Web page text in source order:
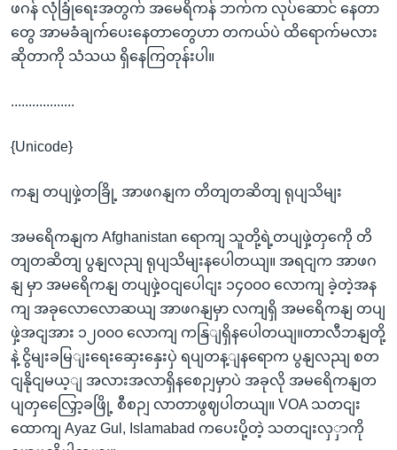
ဖဂန် လုံခြုံရေးအတွက် အမေရိကန် ဘက်က လုပ်ဆောင် နေတာ
တွေ အာမခံချက်ပေးနေတာတွေဟာ တကယ်ပဲ ထိရောက်မလား
ဆိုတာကို သံသယ ရှိနေကြတုန်းပါ။
..................
{Unicode}
ကနျ တပျဖှဲ့တခြို့ အာဖဂနျက တိတျတဆိတျ ရုပျသိမျး
အမရေိကနျက Afghanistan ရောကျ သူတို့ရဲ့တပျဖှဲ့တှကေို တိ
တျတဆိတျ ပွနျလညျ ရုပျသိမျးနပေါတယျ။ အရငျက အာဖဂ
နျ မှာ အမရေိကနျ တပျဖှဲ့ဝငျပေါငျး ၁၄၀၀၀ လောကျ ခဲ့တဲ့အန
ကျ အခုလောလောဆယျ အာဖဂနျမှာ လကျရှိ အမရေိကနျ တပျ
ဖှဲ့အငျအား ၁၂၀၀၀ လောကျ ကနြျရှိနပေါတယျ။တာလီဘနျတို့
နဲ့ ငွိမျးခမြျးရေးဆှေးနှေးပှဲ ရပျတန့ျနရောက ပွနျလညျ စတ
ငျနိုငျမယ့ျ အလားအလာရှိနစေဉျမှာပဲ အခုလို အမရေိကနျတ
ပျတှလြှေော့ခဖြို့ စီစဉျ လာတာဖွဈပါတယျ။ VOA သတငျး
ထောကျ Ayaz Gul, Islamabad ကပေးပို့တဲ့ သတငျးလှှာကို